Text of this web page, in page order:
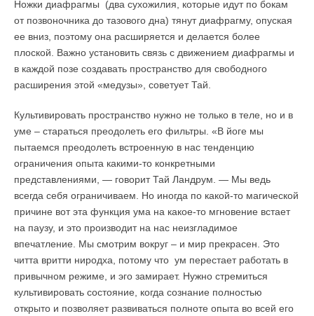
Ножки диафрагмы (два сухожилия, которые идут по бокам
от позвоночника до тазового дна) тянут диафрагму, опуская
ее вниз, поэтому она расширяется и делается более
плоской. Важно установить связь с движением диафрагмы и
в каждой позе создавать пространство для свободного
расширения этой «медузы», советует Тай.
Культивировать пространство нужно не только в теле, но и в
уме – стараться преодолеть его фильтры. «В йоге мы
пытаемся преодолеть встроенную в нас тенденцию
ограничения опыта какими-то конкретными
представлениями, — говорит Тай Ландрум. — Мы ведь
всегда себя ограничиваем. Но иногда по какой-то магической
причине вот эта функция ума на какое-то мгновение встает
на паузу, и это производит на нас неизгладимое
впечатление. Мы смотрим вокруг – и мир прекрасен. Это
читта вритти ниродха, потому что ум перестает работать в
привычном режиме, и эго замирает. Нужно стремиться
культивировать состояние, когда сознание полностью
открыто и позволяет развиваться полноте опыта во всей его